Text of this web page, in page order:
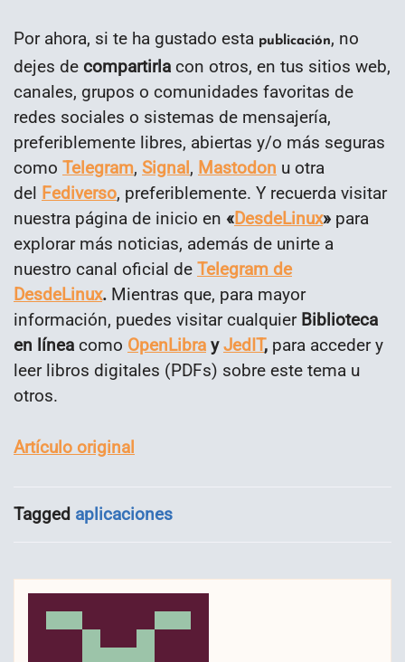
Por ahora, si te ha gustado esta publicación, no
dejes de compartirla con otros, en tus sitios web,
canales, grupos o comunidades favoritas de
redes sociales o sistemas de mensajería,
preferiblemente libres, abiertas y/o más seguras
como Telegram, Signal, Mastodon u otra
del Fediverso, preferiblemente. Y recuerda visitar
nuestra página de inicio en «DesdeLinux» para
explorar más noticias, además de unirte a
nuestro canal oficial de Telegram de
DesdeLinux. Mientras que, para mayor
información, puedes visitar cualquier Biblioteca
en línea como OpenLibra yJedIT, para acceder y
leer libros digitales (PDFs) sobre este tema u
otros.
Artículo original
Tagged aplicaciones